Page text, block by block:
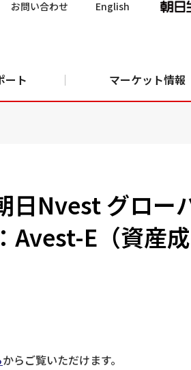
お問い合わせ English
ート マーケット情報
日Nvest グロー
Avest-E（資産
からご覧いただけます。